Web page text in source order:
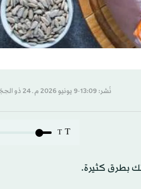
نُشر: 13:09-9 يونيو 2026 م ـ 24 ذو الحِجّة 1447 هـ
T
T
بطرق كثيرة.